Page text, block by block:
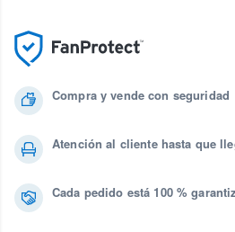
Compra y vende con seguridad
Atención al cliente hasta que
Cada pedido está 100 %